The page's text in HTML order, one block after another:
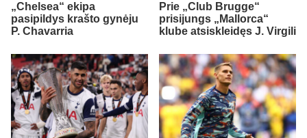
„Chelsea“ ekipa
pasipildys krašto gynėju
P. Chavarria
Prie „Club Brugge“
prisijungs „Mallorca“
klube atsiskleidęs J. Virgili